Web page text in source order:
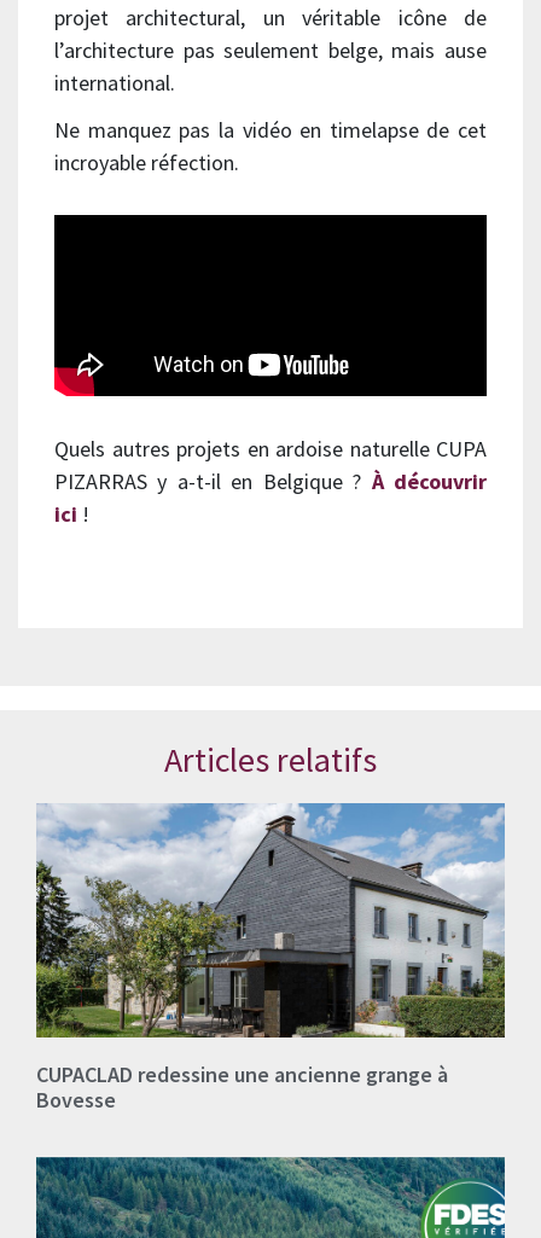
projet architectural, un véritable icône de
l’architecture pas seulement belge, mais ause
international.
Ne manquez pas la vidéo en timelapse de cet
incroyable réfection.
Quels autres projets en ardoise naturelle CUPA
PIZARRAS y a-t-il en Belgique ? À découvrir
ici !
Articles relatifs
CUPACLAD redessine une ancienne grange à
Bovesse